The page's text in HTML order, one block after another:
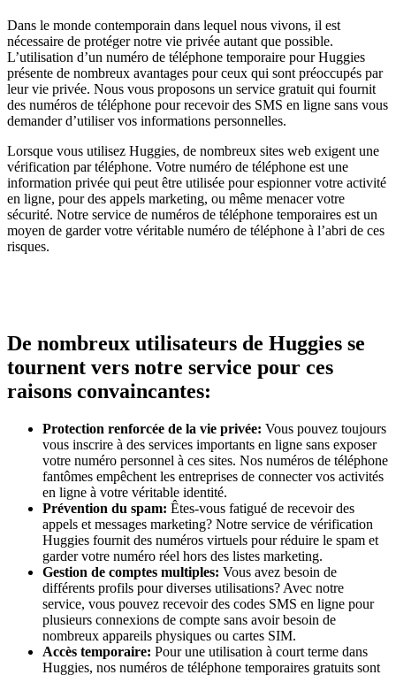
Dans le monde contemporain dans lequel nous vivons, il est
nécessaire de protéger notre vie privée autant que possible.
L’utilisation d’un numéro de téléphone temporaire pour Huggies
présente de nombreux avantages pour ceux qui sont préoccupés par
leur vie privée. Nous vous proposons un service gratuit qui fournit
des numéros de téléphone pour recevoir des SMS en ligne sans vous
demander d’utiliser vos informations personnelles.
Lorsque vous utilisez Huggies, de nombreux sites web exigent une
vérification par téléphone. Votre numéro de téléphone est une
information privée qui peut être utilisée pour espionner votre activité
en ligne, pour des appels marketing, ou même menacer votre
sécurité. Notre service de numéros de téléphone temporaires est un
moyen de garder votre véritable numéro de téléphone à l’abri de ces
risques.
De nombreux utilisateurs de Huggies se
tournent vers notre service pour ces
raisons convaincantes:
Protection renforcée de la vie privée: Vous pouvez toujours
vous inscrire à des services importants en ligne sans exposer
votre numéro personnel à ces sites. Nos numéros de téléphone
fantômes empêchent les entreprises de connecter vos activités
en ligne à votre véritable identité.
Prévention du spam: Êtes-vous fatigué de recevoir des
appels et messages marketing? Notre service de vérification
Huggies fournit des numéros virtuels pour réduire le spam et
garder votre numéro réel hors des listes marketing.
Gestion de comptes multiples: Vous avez besoin de
différents profils pour diverses utilisations? Avec notre
service, vous pouvez recevoir des codes SMS en ligne pour
plusieurs connexions de compte sans avoir besoin de
nombreux appareils physiques ou cartes SIM.
Accès temporaire: Pour une utilisation à court terme dans
Huggies, nos numéros de téléphone temporaires gratuits sont